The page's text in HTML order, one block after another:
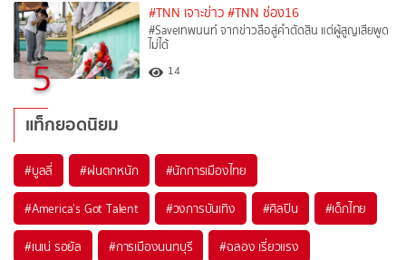
5
#TNN เจาะข่าว #TNN ช่อง16
#Saveเทพนนท์ จากข่าวลือสู่คำตัดสิน แต่ผู้สูญเสียพูด
ไม่ได้
14
แท็กยอดนิยม
#บูลลี่ #ฝนตกหนัก #นักการเมืองไทย
#America's Got Talent #วงการบันเทิง #ศิลปิน #เด็กไทย
#เนเน่ รอยัล #การเมืองนนทบุรี #ฉลอง เรี่ยวแรง